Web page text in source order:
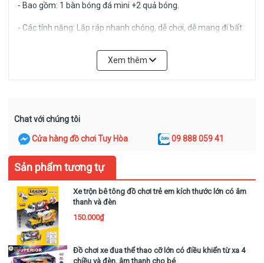
- Bao gồm: 1 bàn bóng đá mini +2 quả bóng.
- Các tính năng: Lắp ráp nhanh chóng, dễ chơi, dễ mang đi bất
ứng nhanh tay lẹ mắt phối hợp nhịp nhàng
- Giúp trẻ phát triển khả năng vận động và phản xạ nhanh.
- Rèn luyện khả năng tư duy chiến thuật và phối hợp nhịp
nhàng.
- Tăng cường sự tương tác, gắn kết giữa ba mẹ và con cái.
- Thiết kế đẹp mắt,đóng hộp sang trọng thích hợp làm quà
tặng các dịp sinh nhật,ngày lễ cho bé
Xem thêm
Chat với chúng tôi
Cửa hàng đồ chơi Tuy Hòa 09 888 059 41
Sản phẩm tương tự
Xe trộn bê tông đồ chơi trẻ em kích thước lớn có âm
thanh và đèn
150.000₫
Đồ chơi xe đua thể thao cỡ lớn có điều khiển từ xa 4
chiều và đèn, âm thanh cho bé